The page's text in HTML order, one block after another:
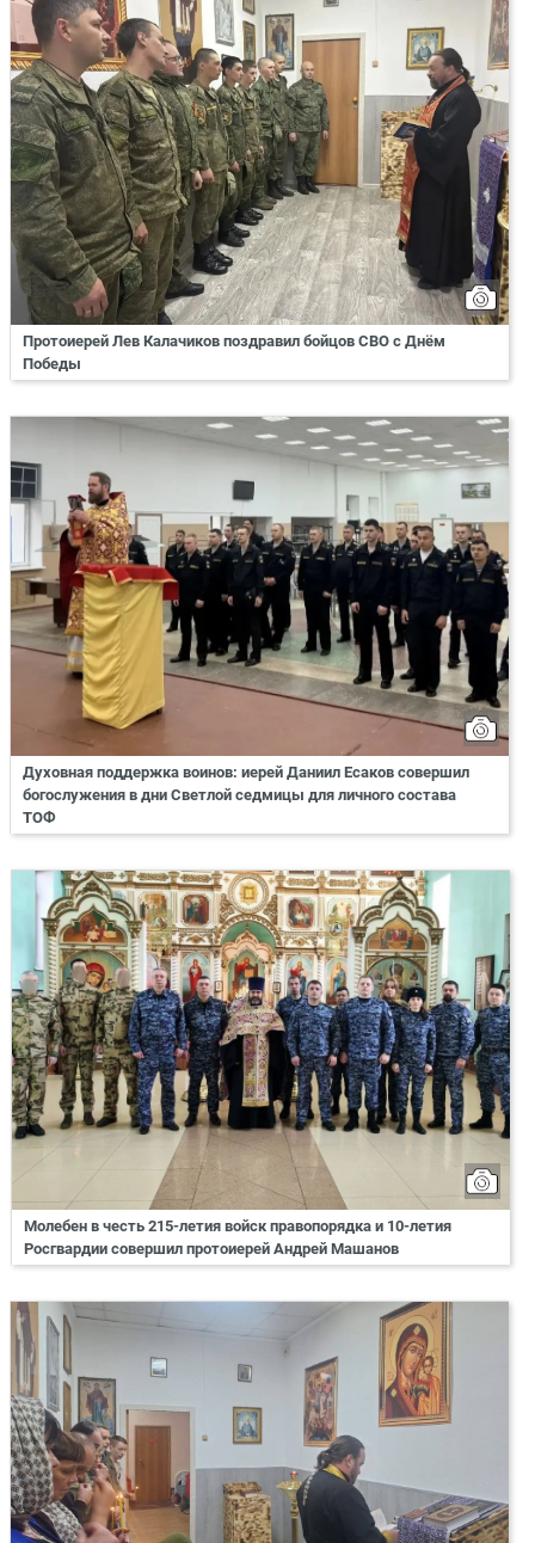
Протоиерей Лев Калачиков поздравил бойцов СВО с Днём
Победы
Духовная поддержка воинов: иерей Даниил Есаков совершил
богослужения в дни Светлой седмицы для личного состава
ТОФ
Молебен в честь 215-летия войск правопорядка и 10-летия
Росгвардии совершил протоиерей Андрей Машанов